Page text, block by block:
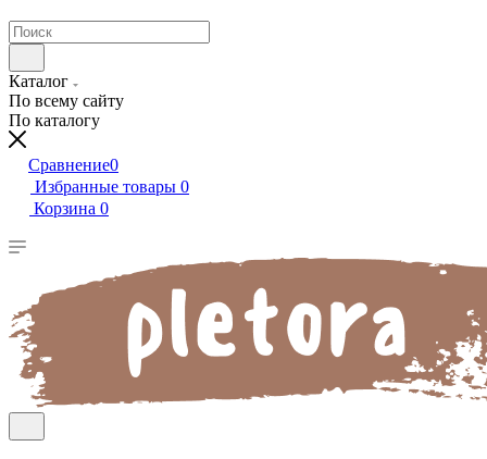
Каталог
По всему сайту
По каталогу
Сравнение0
Избранные товары 0
Корзина 0